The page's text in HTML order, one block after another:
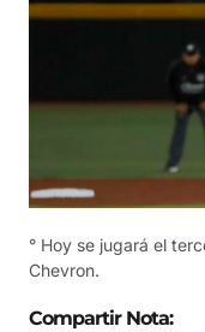
° Hoy se jugará el
Chevron.
Compartir Nota: